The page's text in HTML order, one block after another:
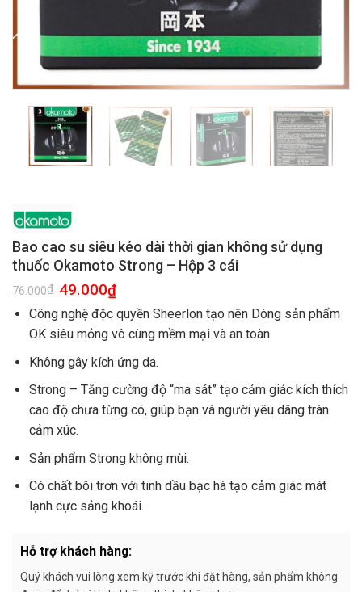
Bao cao su siêu kéo dài thời gian không sử dụng
thuốc Okamoto Strong – Hộp 3 cái
76.000₫ 49.000₫
Công nghệ độc quyền Sheerlon tạo nên Dòng sản phẩm
OK siêu mỏng vô cùng mềm mại và an toàn.
Không gây kích ứng da.
Strong – Tăng cường độ “ma sát” tạo cảm giác kích thích
cao độ chưa từng có, giúp bạn và người yêu dâng tràn
cảm xúc.
Sản phẩm Strong không mùi.
Có chất bôi trơn với tinh dầu bạc hà tạo cảm giác mát
lạnh cực sảng khoái.
Hỗ trợ khách hàng:
Quý khách vui lòng xem kỹ trước khi đặt hàng, sản phẩm không